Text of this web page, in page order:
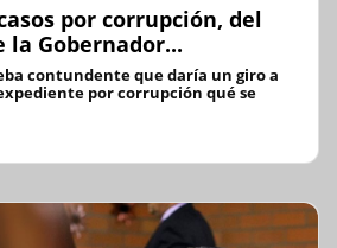
por corrupción, del
la Gobernador...
contundente que daría un giro a
por corrupción qué se